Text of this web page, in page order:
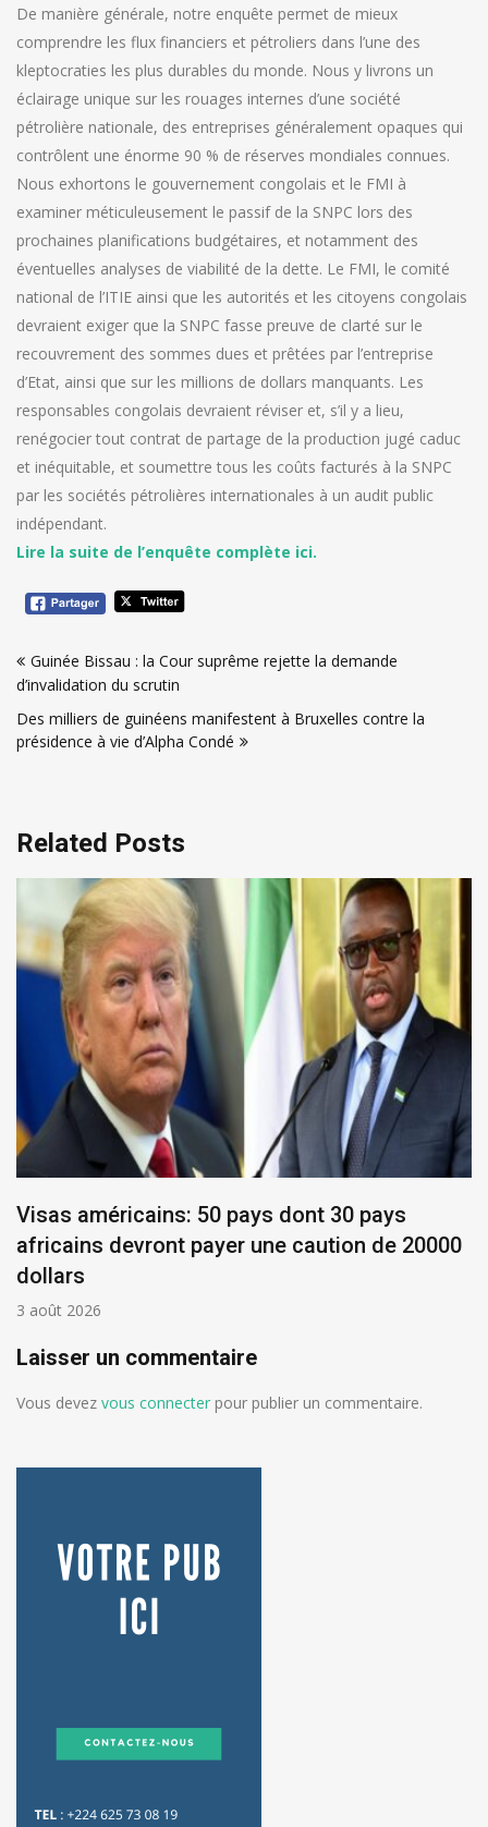
De manière générale, notre enquête permet de mieux
comprendre les flux financiers et pétroliers dans l’une des
kleptocraties les plus durables du monde. Nous y livrons un
éclairage unique sur les rouages internes d’une société
pétrolière nationale, des entreprises généralement opaques qui
contrôlent une énorme 90 % de réserves mondiales connues.
Nous exhortons le gouvernement congolais et le FMI à
examiner méticuleusement le passif de la SNPC lors des
prochaines planifications budgétaires, et notamment des
éventuelles analyses de viabilité de la dette. Le FMI, le comité
national de l’ITIE ainsi que les autorités et les citoyens congolais
devraient exiger que la SNPC fasse preuve de clarté sur le
recouvrement des sommes dues et prêtées par l’entreprise
d’Etat, ainsi que sur les millions de dollars manquants. Les
responsables congolais devraient réviser et, s’il y a lieu,
renégocier tout contrat de partage de la production jugé caduc
et inéquitable, et soumettre tous les coûts facturés à la SNPC
par les sociétés pétrolières internationales à un audit public
indépendant.
Lire la suite de l’enquête complète ici.
de
l’article
Guinée Bissau : la Cour suprême rejette la demande
d’invalidation du scrutin
Des milliers de guinéens manifestent à Bruxelles contre la
présidence à vie d’Alpha Condé
Related Posts
Visas américains: 50 pays dont 30 pays
africains devront payer une caution de 20000
dollars
3 août 2026
Laisser un commentaire
Vous devez vous connecter pour publier un commentaire.